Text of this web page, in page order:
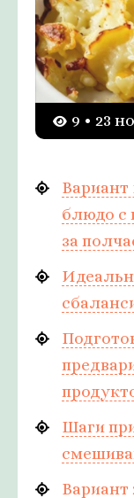
9 • 23
Вариант
блюдо с
за
Шаги
Вариант